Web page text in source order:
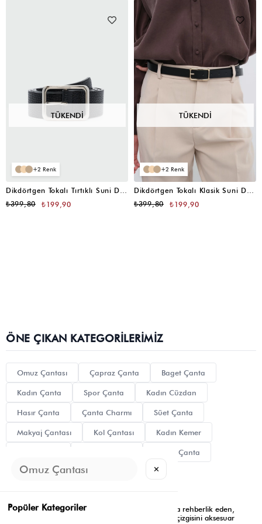
TÜKENDI
2
Dikdörtgen Tokalı Tırtıklı Suni Deri Kemer Siyah
₺199,90
₺399,80
TÜKENDI
2
Dikdörtgen Tokalı Klasik Suni Deri Kemer Siyah
₺199,90
₺399,80
ÖNE ÇIKAN KATEGORILERIMIZ
Omuz Çantası Çapraz Çanta Baget Çanta
Kadın Çanta Spor Çanta Kadın Cüzdan
Hasır Çanta Çanta Charmı Süet Çanta
Makyaj Çantası Kol Çantası Kadın Kemer
Clutch Çanta
Tote Bag Mini Çanta
Shule Bags, modern kadının dinamik yaşam tarzına rehberlik eden,
estetik algıyı işlevsel çözümlerle birleştiren tasarım çizgisini aksesuar
✕
Popüler Kategoriler